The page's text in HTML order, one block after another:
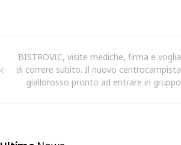
BISTROVIC, visite mediche, firma e voglia
di correre subito. Il nuovo centrocampista
giallorosso pronto ad entrare in gruppo